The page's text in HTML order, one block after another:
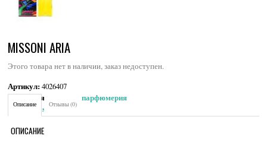
MISSONI ARIA
Этого товара нет в наличии, заказ недоступен.
Артикул:4026407
Категория:
Женская парфюмерия
Brand:Missoni
Описание Отзывы (0)
ОПИСАНИЕ